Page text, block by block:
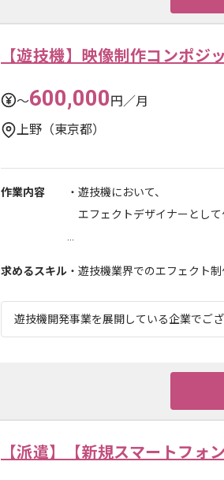
【遊技機】映像制作コンポジ
〜600,000円／月
上野（東京都）
作業内容
・遊技機において、
エフェクトデザイナーとし
求めるスキル ・遊技機業界でのエフェクト
遊技機開発事業を展開している企業でご
【派遣】【新規スマートフォ